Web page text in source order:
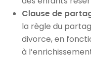
Clause de
la règle du
divorce, en
à